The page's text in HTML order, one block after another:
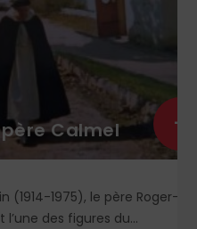
Calmel
1975), le père Roger-
des figures du
+